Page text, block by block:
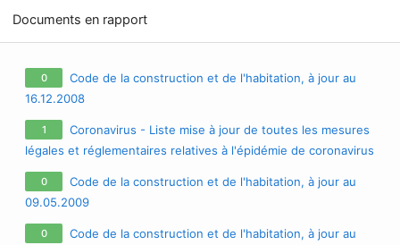
Documents en rapport
0
Code de la construction et de l'habitation, à jour au
16.12.2008
1
Coronavirus - Liste mise à jour de toutes les mesures
légales et réglementaires relatives à l'épidémie de coronavirus
/ covid-19 / sars-cov-2
0
Code de la construction et de l'habitation, à jour au
09.05.2009
0
Code de la construction et de l'habitation, à jour au